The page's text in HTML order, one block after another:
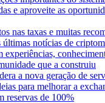
e aproveite as
nas taxas e muitas
notícias de
experiências,
que a construiu
a nova geração de
para melhorar a
reservas de 100%